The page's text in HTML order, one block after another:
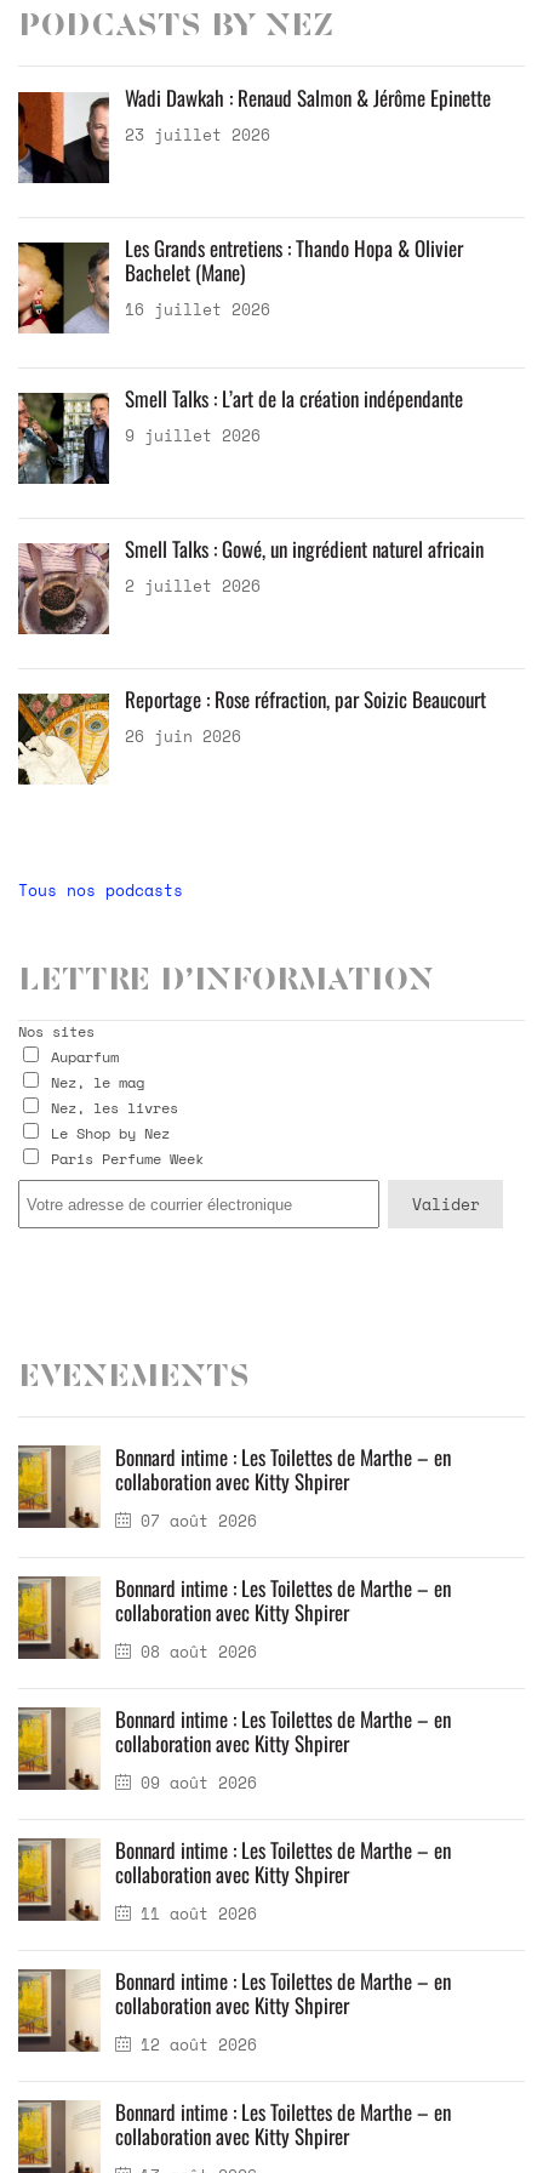
Podcasts by Nez
Wadi Dawkah : Renaud Salmon & Jérôme Epinette
23 juillet 2026
Les Grands entretiens : Thando Hopa & Olivier
Bachelet (Mane)
16 juillet 2026
Smell Talks : L’art de la création indépendante
9 juillet 2026
Smell Talks : Gowé, un ingrédient naturel africain
2 juillet 2026
Reportage : Rose réfraction, par Soizic Beaucourt
26 juin 2026
Tous nos podcasts
Lettre d’information
Nos sites
Auparfum
Nez, le mag
Nez, les livres
Le Shop by Nez
Paris Perfume Week
Evenements
07 août 2026
Bonnard intime : Les Toilettes de Marthe – en
collaboration avec Kitty Shpirer
08 août 2026
Bonnard intime : Les Toilettes de Marthe – en
collaboration avec Kitty Shpirer
09 août 2026
Bonnard intime : Les Toilettes de Marthe – en
collaboration avec Kitty Shpirer
11 août 2026
Bonnard intime : Les Toilettes de Marthe – en
collaboration avec Kitty Shpirer
12 août 2026
Bonnard intime : Les Toilettes de Marthe – en
collaboration avec Kitty Shpirer
Bonnard intime : Les Toilettes de Marthe – en
collaboration avec Kitty Shpirer